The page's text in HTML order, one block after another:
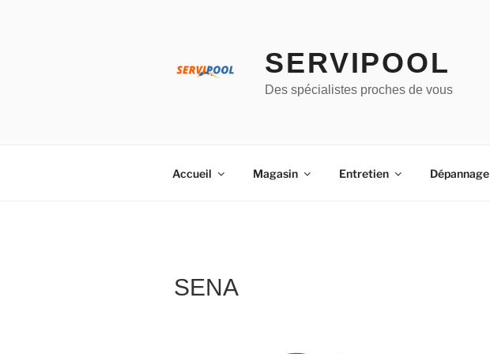
SERVIPOOL
Des spécialistes proches de vous
Accueil Magasin Entretien Dépannage
SENA